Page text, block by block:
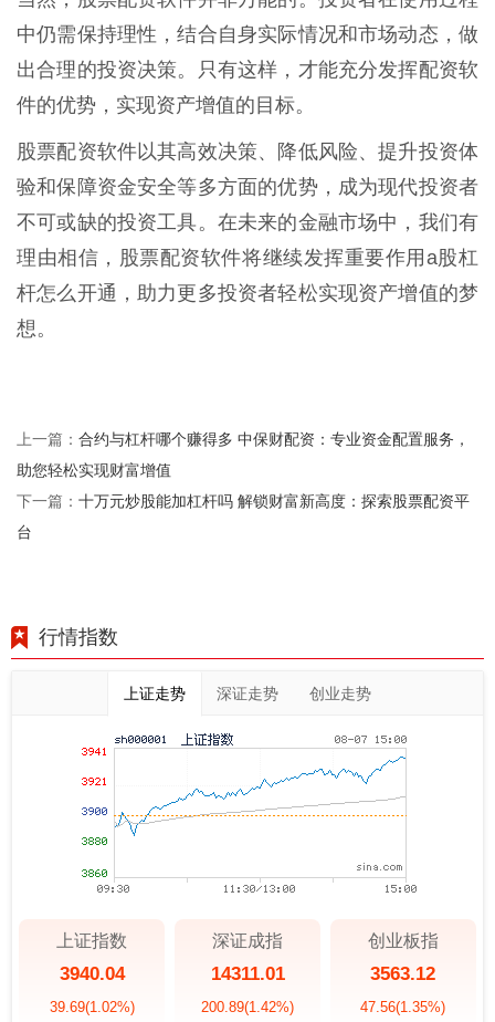
中仍需保持理性，结合自身实际情况和市场动态，做
出合理的投资决策。只有这样，才能充分发挥配资软
件的优势，实现资产增值的目标。
股票配资软件以其高效决策、降低风险、提升投资体
验和保障资金安全等多方面的优势，成为现代投资者
不可或缺的投资工具。在未来的金融市场中，我们有
理由相信，股票配资软件将继续发挥重要作用a股杠
杆怎么开通，助力更多投资者轻松实现资产增值的梦
想。
上一篇： 合约与杠杆哪个赚得多 中保财配资：专业资金配置服务，
助您轻松实现财富增值
下一篇： 十万元炒股能加杠杆吗 解锁财富新高度：探索股票配资平
台
行情指数
上证走势 深证走势 创业走势
上证指数
3940.04
39.69(1.02%)
深证成指
14311.01
200.89(1.42%)
创业板指
3563.12
47.56(1.35%)